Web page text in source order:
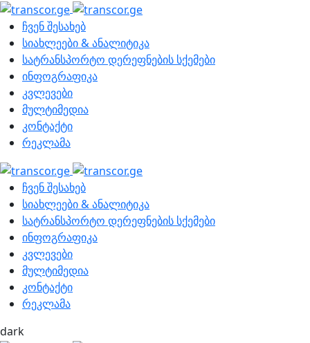
ჩვენ შესახებ
სიახლეები & ანალიტიკა
სატრანსპორტო დერეფნების სქემები
ინფოგრაფიკა
კვლევები
მულტიმედია
კონტაქტი
რეკლამა
ჩვენ შესახებ
სიახლეები & ანალიტიკა
სატრანსპორტო დერეფნების სქემები
ინფოგრაფიკა
კვლევები
მულტიმედია
კონტაქტი
რეკლამა
dark